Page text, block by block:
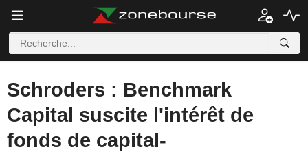
Schroders : Benchmark
Capital suscite l'intérêt de
fonds de capital-